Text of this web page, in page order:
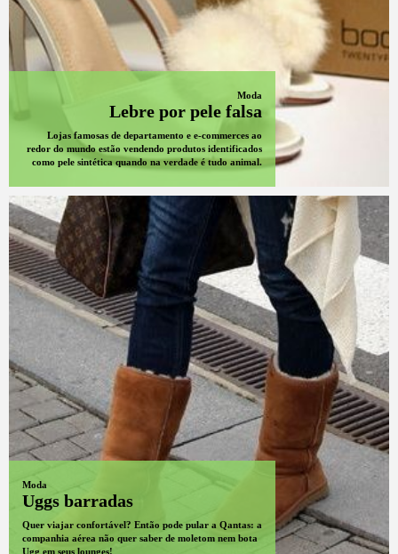
Moda
Lebre por pele falsa
Lojas famosas de departamento e e-commerces ao
redor do mundo estão vendendo produtos identificados
como pele sintética quando na verdade é tudo animal.
Moda
Uggs barradas
Quer viajar confortável? Então pode pular a Qantas: a
companhia aérea não quer saber de moletom nem bota
Ugg em seus lounges!